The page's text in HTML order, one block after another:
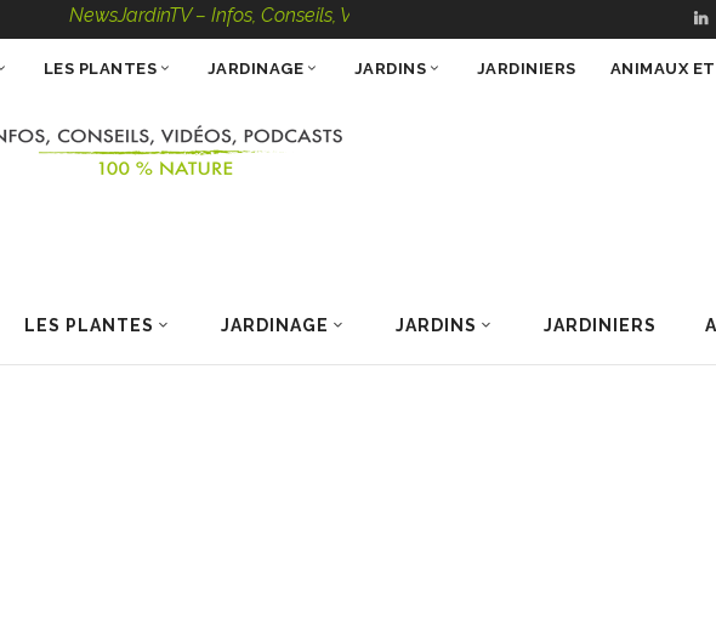
NewsJardinTV – Infos, Conseils, Vidéos, Podcasts – 100 % Nature
LES PLANTES JARDINAGE JARDINS JARDINIERS
LES PLANTES JARDINAGE JARDINS JARDINIERS ANIMAUX